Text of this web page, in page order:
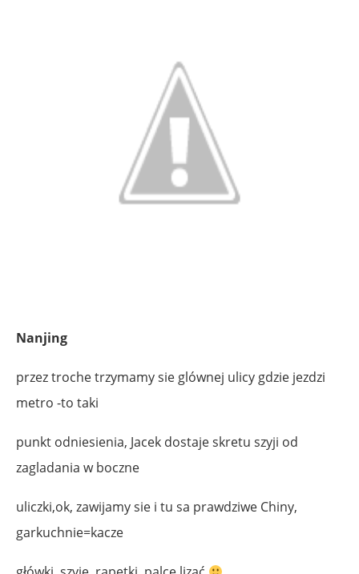
Nanjing
przez troche trzymamy sie glównej ulicy gdzie jezdzi
metro -to taki
punkt odniesienia, Jacek dostaje skretu szyji od
zagladania w boczne
uliczki,ok, zawijamy sie i tu sa prawdziwe Chiny,
garkuchnie=kacze